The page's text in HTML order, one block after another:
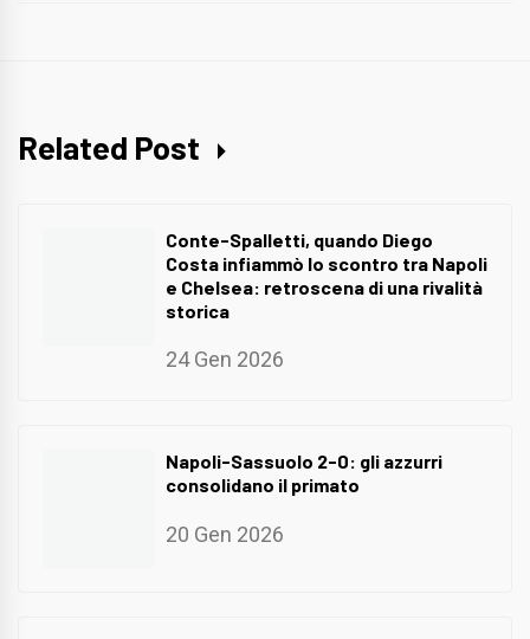
Related Post
Conte-Spalletti, quando Diego
Costa infiammò lo scontro tra Napoli
e Chelsea: retroscena di una rivalità
storica
24 Gen 2026
Napoli-Sassuolo 2-0: gli azzurri
consolidano il primato
20 Gen 2026